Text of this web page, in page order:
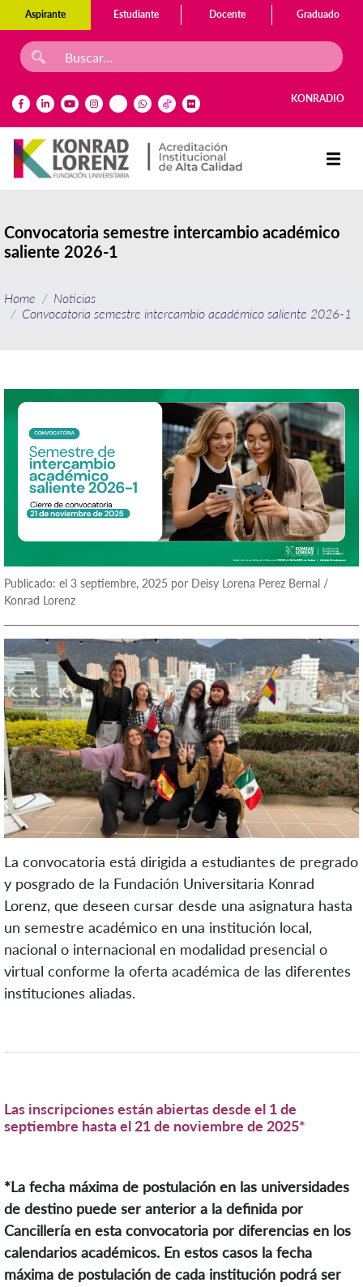
Aspirante Estudiante Docente Graduado
KONRADIO
Convocatoria semestre intercambio académico
saliente 2026-1
Home
Noticias
Convocatoria semestre intercambio académico saliente 2026-1
Publicado: el 3 septiembre, 2025 por Deisy Lorena Perez Bernal /
Konrad Lorenz
La convocatoria está dirigida a estudiantes de pregrado
y posgrado de la Fundación Universitaria Konrad
Lorenz, que deseen cursar desde una asignatura hasta
un semestre académico en una institución local,
nacional o internacional en modalidad presencial o
virtual conforme la oferta académica de las diferentes
instituciones aliadas.
Las inscripciones están abiertas desde el 1 de
septiembre hasta el 21 de noviembre de 2025*
*La fecha máxima de postulación en las universidades
de destino puede ser anterior a la definida por
Cancillería en esta convocatoria por diferencias en los
calendarios académicos. En estos casos la fecha
máxima de postulación de cada institución podrá ser